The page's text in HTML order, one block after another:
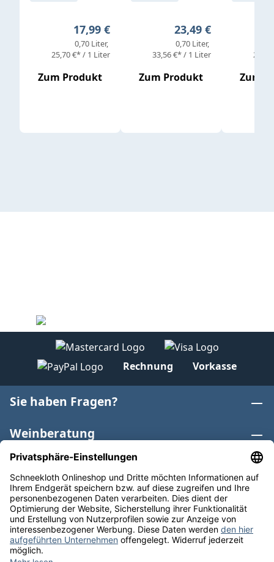
Regulärer Preis:
17,99 €
0,70 Liter
25,70 €* / 1 Liter
Zum Produkt
Regulärer Preis:
23,49 €
0,70 Liter
33,56 €* / 1 Liter
Zum Produkt Zum
Rechnung Vorkasse
Sie haben Fragen?
Weinberatung
Informationen
Weinkategorien
Internationaler Wein